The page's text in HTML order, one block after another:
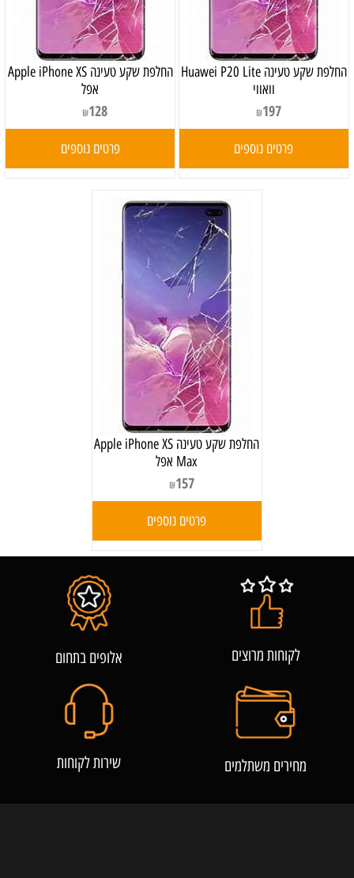
‏החלפת שקע טעינה Huawei P20 Lite
וואווי
₪197
פרטים נוספים
‏החלפת שקע טעינה Apple iPhone XS
אפל
₪128
פרטים נוספים
‏החלפת שקע טעינה Apple iPhone XS
Max אפל
₪157
פרטים נוספים
לקוחות מרוצים אלופים בתחום
מחירים משתלמים שירות לקוחות